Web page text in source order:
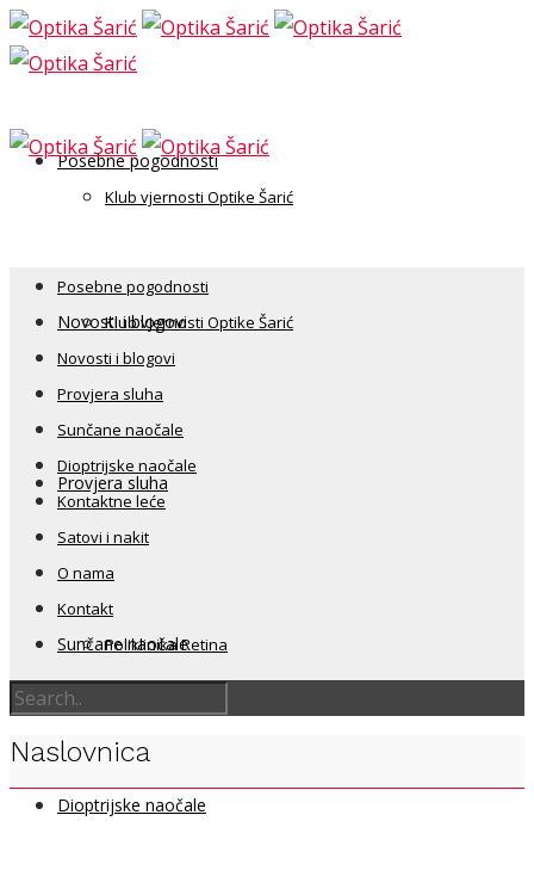
Posebne pogodnosti
Klub vjernosti Optike Šarić
Novosti i blogovi
Provjera sluha
Sunčane naočale
Dioptrijske naočale
Posebne pogodnosti
Klub vjernosti Optike Šarić
Novosti i blogovi
Provjera sluha
Sunčane naočale
Dioptrijske naočale
Kontaktne leće
Satovi i nakit
O nama
Kontakt
Poliklinika Retina
Naslovnica